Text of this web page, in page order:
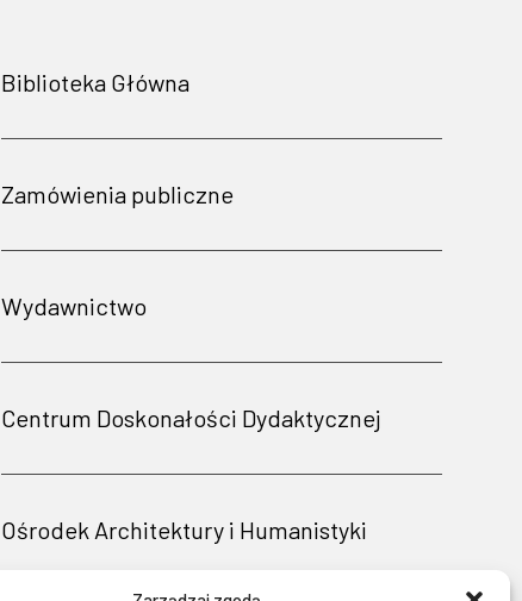
Biblioteka Główna
Zamówienia publiczne
Wydawnictwo
Centrum Doskonałości Dydaktycznej
Ośrodek Architektury i Humanistyki